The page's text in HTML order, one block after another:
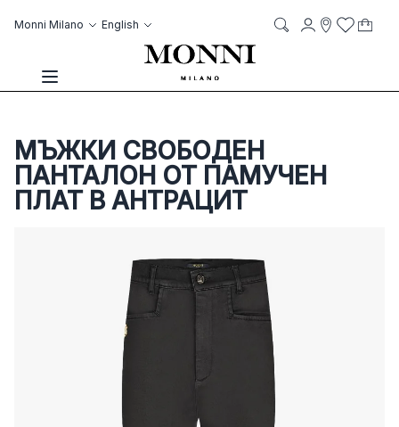
Monni Milano Language
English
Toggle Nav
AccountWish List
My
МЪЖКИ СВОБОДЕН
ПАНТАЛОН ОТ ПАМУЧЕН
ПЛАТ В АНТРАЦИТ